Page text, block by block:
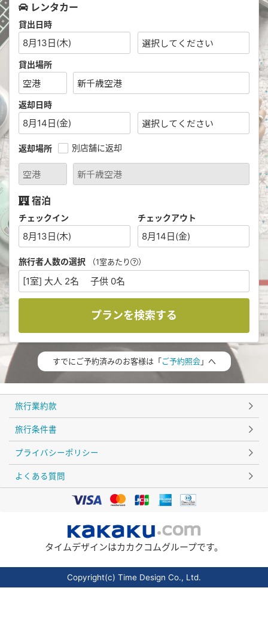
レンタカー
貸出日時
8月13日(木)
貸出場所
返却日時
8月14日(金)
返却場所 別店舗に返却
宿泊
チェックイン
8月13日(木)
チェックアウト
8月14日(金)
旅行者人数の選択 （1室あたり ）
[1室] 大人 2名 子供 0名
プランを検索する
すでにご予約済みのお客様は「ご予約照会」へ
旅行業約款
旅行条件書
プライバシーポリシー
よくある質問
タイムデザインはカカクコムグループです。
Copyright(c) Time Design Co., Ltd.